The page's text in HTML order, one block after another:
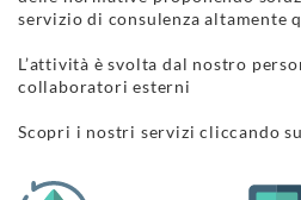
servizio di consulenza altamente
L’attività è svolta dal nostro
collaboratori esterni
Scopri i nostri servizi cliccando